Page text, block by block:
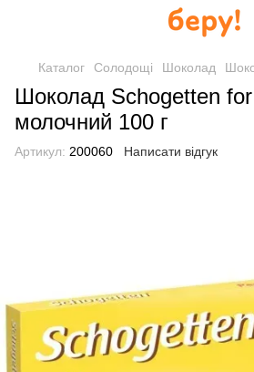
Каталог Солодощі Шоколад
Шоколад Schogetten
молочний 100 г
Артикул: 200060 Написати відгук